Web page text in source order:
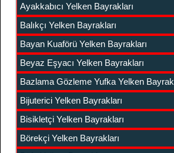
Ayakkabıcı Yelken Bayrakları
Balıkçı Yelken Bayrakları
Bayan Kuaförü Yelken Bayrakları
Beyaz Eşyacı Yelken Bayrakları
Bazlama Gözleme Yufka Yelken Bayrak
Bijuterici Yelken Bayrakları
Bisikletçi Yelken Bayrakları
Börekçi Yelken Bayrakları